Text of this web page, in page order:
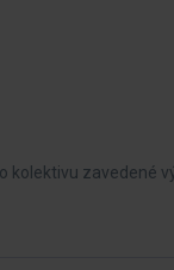
zavedené